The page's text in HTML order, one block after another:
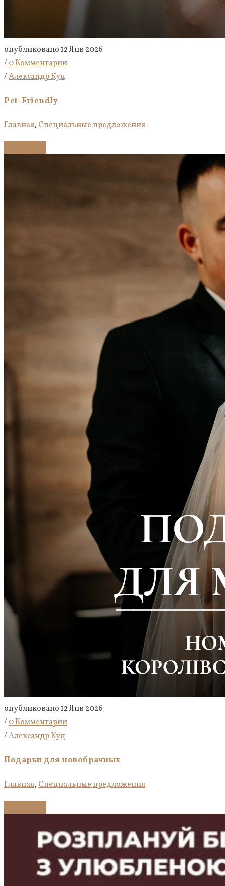
опубликовано 12 Янв 2026
/0 Комментарии
/Александр Куц
Pet-Friendly
Главная,Специальные предложения
опубликовано 12 Янв 2026
/0 Комментарии
/Александр Куц
Подарки для новобрачных
Главная,Специальные предложения